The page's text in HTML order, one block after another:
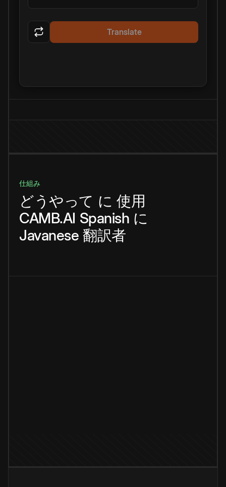
Translate
仕組み
どうやって に 使用
CAMB.AI Spanish に
Javanese 翻訳者